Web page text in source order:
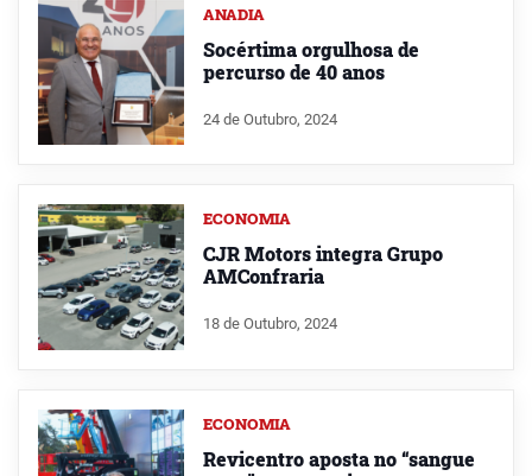
ANADIA
Socértima orgulhosa de
percurso de 40 anos
24 de Outubro, 2024
ECONOMIA
CJR Motors integra Grupo
AMConfraria
18 de Outubro, 2024
ECONOMIA
Revicentro aposta no “sangue